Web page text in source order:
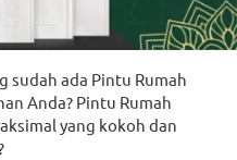
sudah ada Pintu Rumah
Anda? Pintu Rumah
yang kokoh dan